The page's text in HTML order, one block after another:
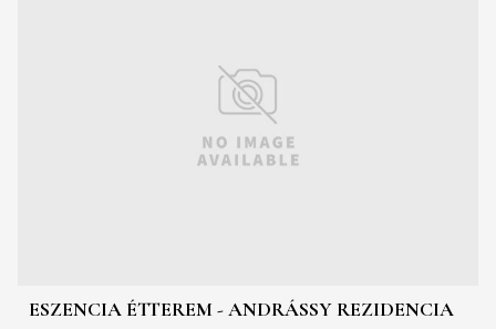
ESZENCIA ÉTTEREM - ANDRÁSSY REZIDENCIA